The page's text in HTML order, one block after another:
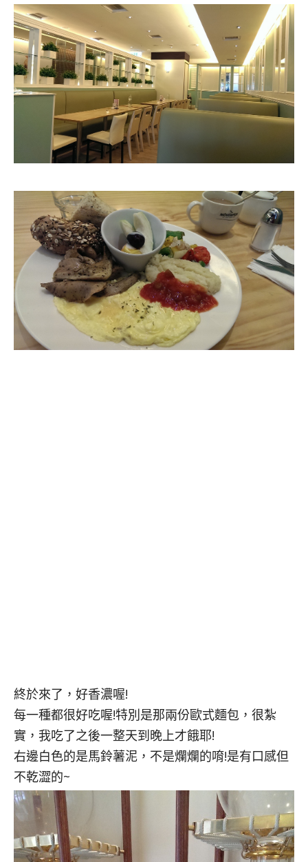
終於來了，好香濃喔!
每一種都很好吃喔!特別是那兩份歐式麵包，很紮
實，我吃了之後一整天到晚上才餓耶!
右邊白色的是馬鈴薯泥，不是爛爛的唷!是有口感但
不乾澀的~